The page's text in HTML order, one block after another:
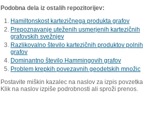
Podobna dela iz ostalih repozitorijev:
Hamiltonskost kartezičnega produkta grafov
Prepoznavanje uteženih usmerjenih kartezičnih
grafovskih svežnjev
Razlikovalno število kartezičnih produktov polnih
grafov
Dominantno število Hammingovih grafov
Problem krepkih povezavnih geodetskih množic
Postavite miškin kazalec na naslov za izpis povzetka.
Klik na naslov izpiše podrobnosti ali sproži prenos.